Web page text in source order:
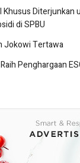
Khusus Diterjunkan
di SPBU
Jokowi Tertawa
Penghargaan